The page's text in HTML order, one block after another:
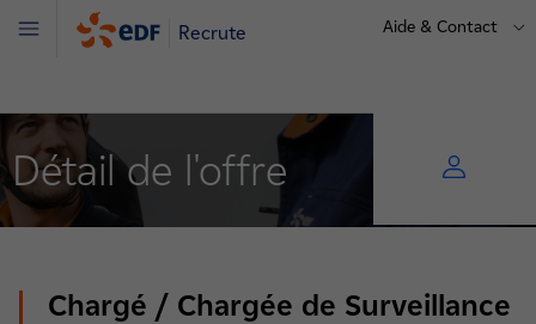
Recrute Aide & Contact
Menu
Détail de l'offre
Chargé / Chargée de Surveillance